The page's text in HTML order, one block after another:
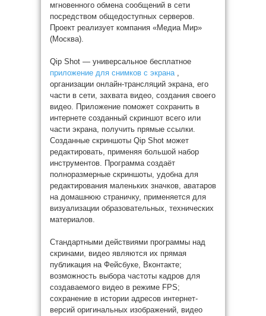
мгновенного обмена сообщений в сети
посредством общедоступных серверов.
Проект реализует компания «Медиа Мир»
(Москва).
Qip Shot — универсальное бесплатное
приложение для снимков с экрана,
организации онлайн-трансляций экрана, его
части в сети, захвата видео, создания своего
видео. Приложение поможет сохранить в
интернете созданный скриншот всего или
части экрана, получить прямые ссылки.
Созданные скриншоты Qip Shot может
редактировать, применяя большой набор
инструментов. Программа создаёт
полноразмерные скриншоты, удобна для
редактирования маленьких значков, аватаров
на домашнюю страничку, применяется для
визуализации образовательных, технических
материалов.
Стандартными действиями программы над
скринами, видео являются их прямая
публикация на Фейсбуке, Вконтакте;
возможность выбора частоты кадров для
создаваемого видео в режиме FPS;
сохранение в истории адресов интернет-
версий оригинальных изображений, видео